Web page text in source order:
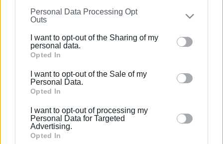
on theIAB’s List of Downstream Participants
that may
further disclose it to other third parties.
Please note that this website/app uses one or more
Google services and may gather and store information
behaviour. You may click to grant or deny consent to
Google and its third-party tags to use your data for
section.
Personal Data Processing Opt
Outs
I want to opt-out of the Sharing of my
personal data.
Opted In
I want to opt-out of the Sale of my
Personal Data.
Opted In
I want to opt-out of processing my
Personal Data for Targeted
Advertising.
Opted In
Μουσικοχορευτική εκδήλωση από το
περιστύλιο των Ανακτόρων Αγ.
Μιχαήλ και Γεωργίου
02 ΙΑΝΟΥΑΡΊΟΥ 2023
Η πρώτη milonga του χρόνου, από τον